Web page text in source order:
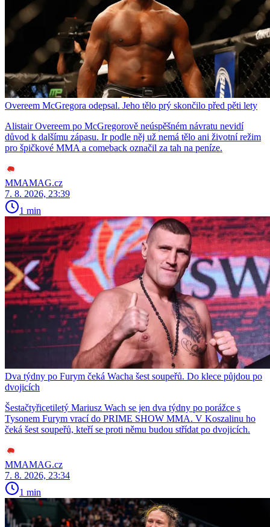
Overeem McGregora odepsal. Jeho tělo prý skončilo před pěti lety
Alistair Overeem po McGregorově neúspěšném návratu nevidí
důvod k dalšímu zápasu. Ir podle něj už nemá tělo ani životní režim
pro špičkové MMA a comeback označil za tah na peníze.
MMAMAG.cz
7. 8. 2026, 23:39
1 min
Dva týdny po Furym čeká Wacha šest soupeřů. Do klece půjdou po
dvojicích
Šestačtyřicetiletý Mariusz Wach se jen dva týdny po porážce s
Tysonem Furym vrací do PRIME SHOW MMA. V Koszalinu ho
čeká šest soupeřů, kteří se proti němu budou střídat po dvojicích.
MMAMAG.cz
7. 8. 2026, 23:34
1 min